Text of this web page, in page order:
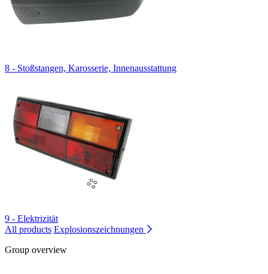
8 - Stoßstangen, Karosserie, Innenausstattung
9 - Elektrizität
All products Explosionszeichnungen
Group overview